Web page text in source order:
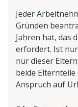
Jeder
Gründen
Jahren hat, das
erfordert. Ist
nur dieser
beide
Anspruch auf